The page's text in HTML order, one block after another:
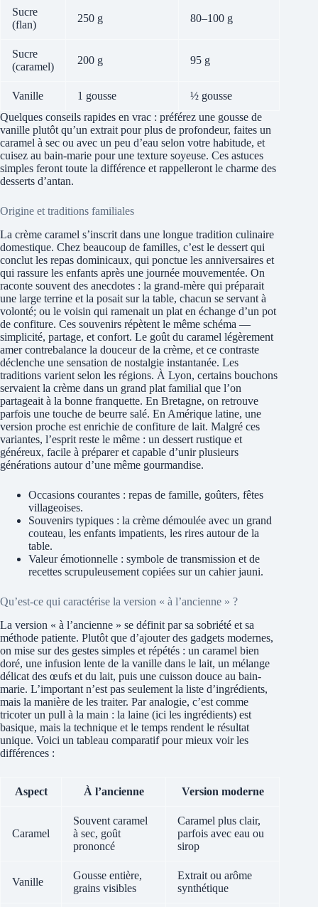
Sucre
(flan)
250 g 80–100 g
Sucre
(caramel)
200 g 95 g
Vanille 1 gousse
½ gousse
Quelques conseils rapides en vrac : préférez une gousse de
vanille plutôt qu’un extrait pour plus de profondeur, faites un
caramel à sec ou avec un peu d’eau selon votre habitude, et
cuisez au bain-marie pour une texture soyeuse. Ces astuces
simples feront toute la différence et rappelleront le charme des
desserts d’antan.
Origine et traditions familiales
La crème caramel s’inscrit dans une longue tradition culinaire
domestique. Chez beaucoup de familles, c’est le dessert qui
conclut les repas dominicaux, qui ponctue les anniversaires et
qui rassure les enfants après une journée mouvementée. On
raconte souvent des anecdotes : la grand-mère qui préparait
une large terrine et la posait sur la table, chacun se servant à
volonté; ou le voisin qui ramenait un plat en échange d’un pot
de confiture. Ces souvenirs répètent le même schéma —
simplicité, partage, et confort. Le goût du caramel légèrement
amer contrebalance la douceur de la crème, et ce contraste
déclenche une sensation de nostalgie instantanée. Les
traditions varient selon les régions. À Lyon, certains bouchons
servaient la crème dans un grand plat familial que l’on
partageait à la bonne franquette. En Bretagne, on retrouve
parfois une touche de beurre salé. En Amérique latine, une
version proche est enrichie de confiture de lait. Malgré ces
variantes, l’esprit reste le même : un dessert rustique et
généreux, facile à préparer et capable d’unir plusieurs
générations autour d’une même gourmandise.
Occasions courantes : repas de famille, goûters, fêtes
villageoises.
Souvenirs typiques : la crème démoulée avec un grand
couteau, les enfants impatients, les rires autour de la
table.
Valeur émotionnelle : symbole de transmission et de
recettes scrupuleusement copiées sur un cahier jauni.
Qu’est-ce qui caractérise la version « à l’ancienne » ?
La version « à l’ancienne » se définit par sa sobriété et sa
méthode patiente. Plutôt que d’ajouter des gadgets modernes,
on mise sur des gestes simples et répétés : un caramel bien
doré, une infusion lente de la vanille dans le lait, un mélange
délicat des œufs et du lait, puis une cuisson douce au bain-
marie. L’important n’est pas seulement la liste d’ingrédients,
mais la manière de les traiter. Par analogie, c’est comme
tricoter un pull à la main : la laine (ici les ingrédients) est
basique, mais la technique et le temps rendent le résultat
unique. Voici un tableau comparatif pour mieux voir les
différences :
Aspect À l’ancienne Version moderne
Caramel
Souvent caramel
à sec, goût
prononcé
Caramel plus clair,
parfois avec eau ou
sirop
Vanille
Gousse entière,
grains visibles
Extrait ou arôme
synthétique